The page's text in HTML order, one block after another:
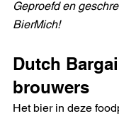
Geproefd en
BierMich!
Dutch
brouwers
Het bier in deze